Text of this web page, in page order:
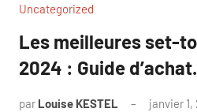
Uncategorized
Les meilleures set-
2024 : Guide d’achat.
par Louise KESTEL janvier 1,